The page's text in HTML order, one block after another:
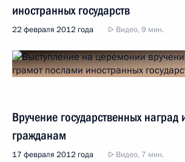
иностранных государств
22 февраля 2012 года Видео, 9 мин.
Вручение государственных
гражданам
17 февраля 2012 года Видео, 7 мин.